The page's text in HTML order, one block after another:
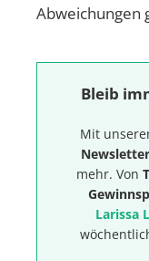
Abweichungen
Bleib
Mit
Newsletter
mehr. Von
Larissa